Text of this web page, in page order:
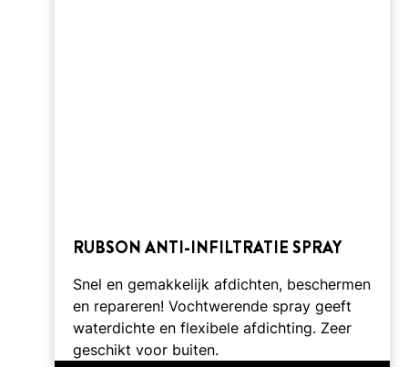
RUBSON ANTI-INFILTRATIE SPRAY
Snel en gemakkelijk afdichten, beschermen
en repareren! Vochtwerende spray geeft
waterdichte en flexibele afdichting. Zeer
geschikt voor buiten.